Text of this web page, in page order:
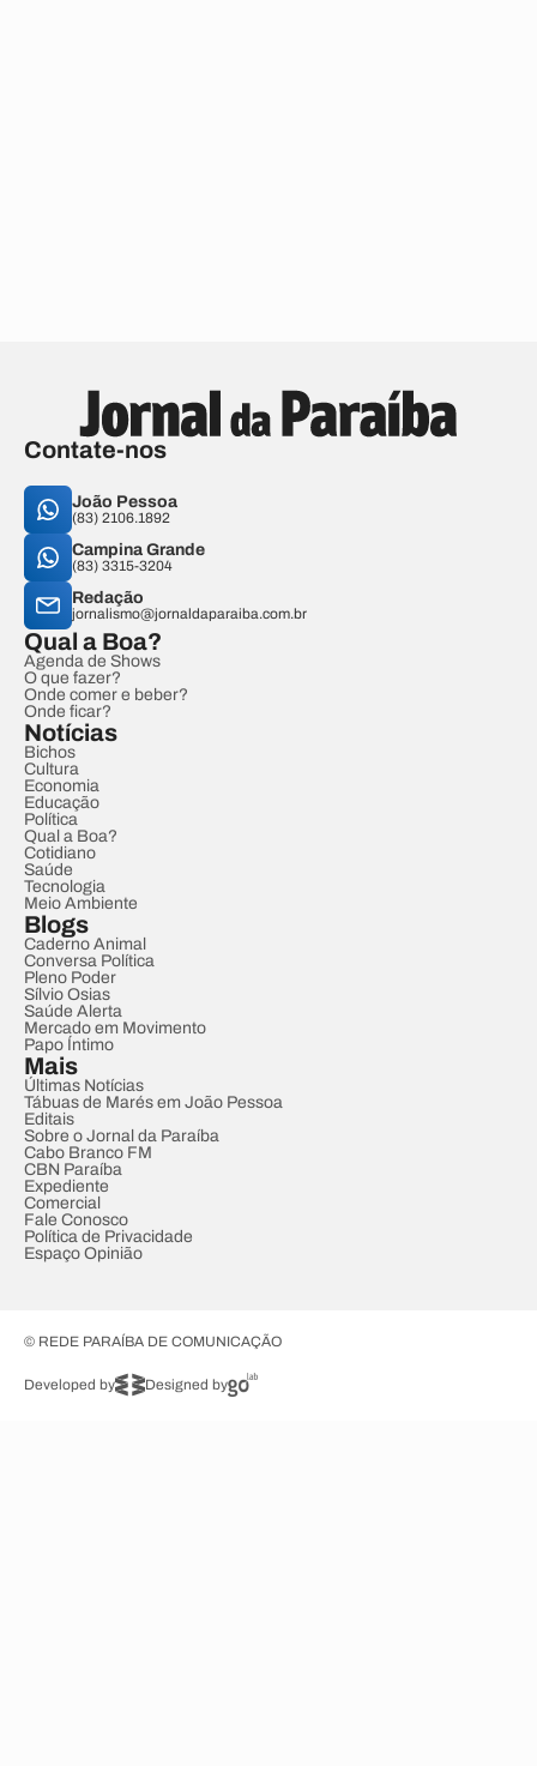
Contate-nos
João Pessoa
(83) 2106.1892
Campina Grande
(83) 3315-3204
Redação
jornalismo@jornaldaparaiba.com.br
Qual a Boa?
Agenda de Shows
O que fazer?
Onde comer e beber?
Onde ficar?
Notícias
Bichos
Cultura
Economia
Educação
Política
Qual a Boa?
Cotidiano
Saúde
Tecnologia
Meio Ambiente
Blogs
Caderno Animal
Conversa Política
Pleno Poder
Sílvio Osias
Saúde Alerta
Mercado em Movimento
Papo Íntimo
Mais
Últimas Notícias
Tábuas de Marés em João Pessoa
Editais
Sobre o Jornal da Paraíba
Cabo Branco FM
CBN Paraíba
Expediente
Comercial
Fale Conosco
Política de Privacidade
Espaço Opinião
© REDE PARAÍBA DE COMUNICAÇÃO
Developed by Designed by